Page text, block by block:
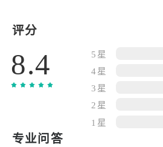
一波的病毒攻势，将射击与生存
丰厚奖励！
组建强力病毒剿灭小队
操控突击、狙击、爆破等不同定
备专属武器装备。
利用战斗获得的资源升级装备，
评分
8.4
5星
4星
3星
2星
1星
专业问答